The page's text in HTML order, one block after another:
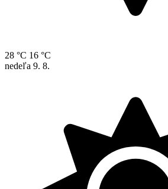
28 °C 16 °C
nedeľa 9. 8.